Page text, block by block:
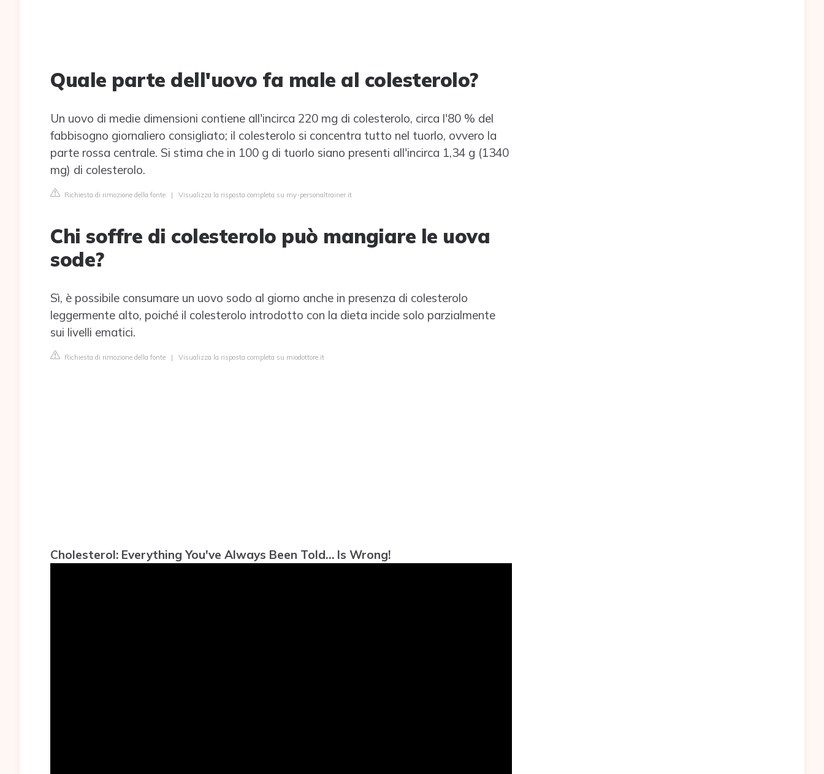
Quale parte dell'uovo fa male al colesterolo?
Un uovo di medie dimensioni contiene all'incirca 220 mg di colesterolo, circa l'80 % del
fabbisogno giornaliero consigliato; il colesterolo si concentra tutto nel tuorlo, ovvero la
parte rossa centrale. Si stima che in 100 g di tuorlo siano presenti all'incirca 1,34 g (1340
mg) di colesterolo.
Richiesta di rimozione della fonte | Visualizza la risposta completa su my-personaltrainer.it
Chi soffre di colesterolo può mangiare le uova
sode?
Sì, è possibile consumare un uovo sodo al giorno anche in presenza di colesterolo
leggermente alto, poiché il colesterolo introdotto con la dieta incide solo parzialmente
sui livelli ematici.
Richiesta di rimozione della fonte | Visualizza la risposta completa su miodottore.it
Cholesterol: Everything You've Always Been Told… Is Wrong!